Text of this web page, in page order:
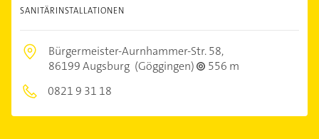
SANITÄRINSTALLATIONEN
Bürgermeister-Aurnhammer-Str. 58,
86199 Augsburg (Göggingen)
556 m
0821 9 31 18